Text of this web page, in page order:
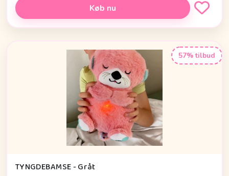
Køb nu
57% tilbud
TYNGDEBAMSE - Gråt